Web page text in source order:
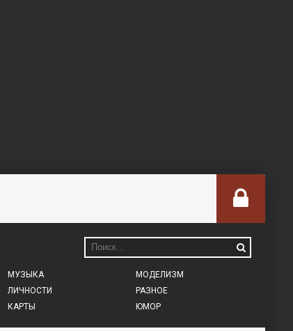
МУЗЫКА
ЛИЧНОСТИ
КАРТЫ
МОДЕЛИЗМ
РАЗНОЕ
ЮМОР